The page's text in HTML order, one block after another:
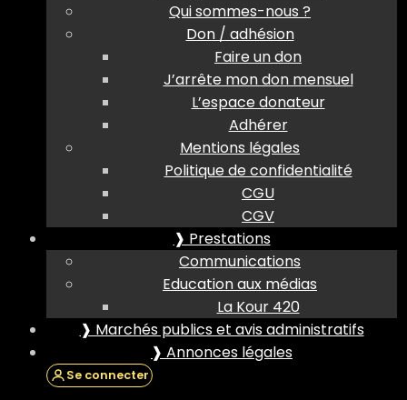
Qui sommes-nous ?
Don / adhésion
Faire un don
J’arrête mon don mensuel
L’espace donateur
Adhérer
Mentions légales
Politique de confidentialité
CGU
CGV
❱ Prestations
Communications
Education aux médias
La Kour 420
❱ Marchés publics et avis administratifs
❱ Annonces légales
Se connecter